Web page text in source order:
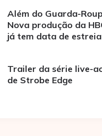
Além do Guarda-
Nova produção da
já tem data de estreia
Trailer da série live-
de Strobe Edge